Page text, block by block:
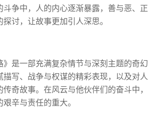
争中，人的内心逐渐暴露，善与恶、正
讨，让故事更加引人深思。
》是一部充满复杂情节与深刻主题的奇幻
写、战争与权谋的精彩表现，以及对人
奇故事。在风云与他伙伴们的奋斗中，
辛与责任的重大。